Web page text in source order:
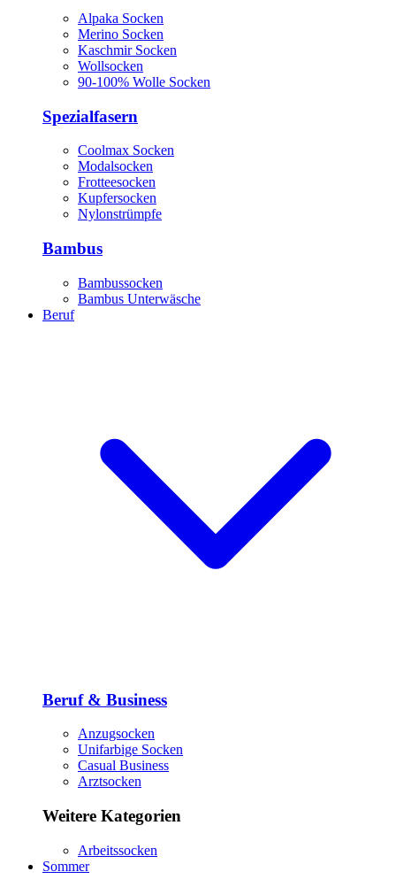
Alpaka Socken
Merino Socken
Kaschmir Socken
Wollsocken
90-100% Wolle Socken
Spezialfasern
Coolmax Socken
Modalsocken
Frotteesocken
Kupfersocken
Nylonstrümpfe
Bambus
Bambussocken
Bambus Unterwäsche
Beruf
Beruf & Business
Anzugsocken
Unifarbige Socken
Casual Business
Arztsocken
Weitere Kategorien
Arbeitssocken
Sommer